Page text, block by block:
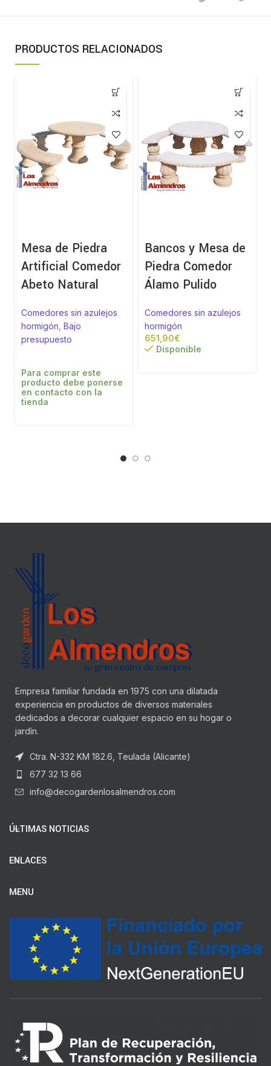
PRODUCTOS RELACIONADOS
Mesa de Piedra
Artificial Comedor
Abeto Natural
Comedores sin azulejos
hormigón ,Bajo
presupuesto
Para comprar este
producto debe ponerse
en contacto con la
tienda
Bancos y Mesa de
Piedra Comedor
Álamo Pulido
Comedores sin azulejos
hormigón
€
Disponible
Empresa familiar fundada en 1975 con una dilatada
experiencia en productos de diversos materiales
dedicados a decorar cualquier espacio en su hogar o
jardín.
Ctra. N-332 KM 182.6, Teulada (Alicante)
677 32 13 66
info@decogardenlosalmendros.com
ÚLTIMAS NOTICIAS
ENLACES
MENU